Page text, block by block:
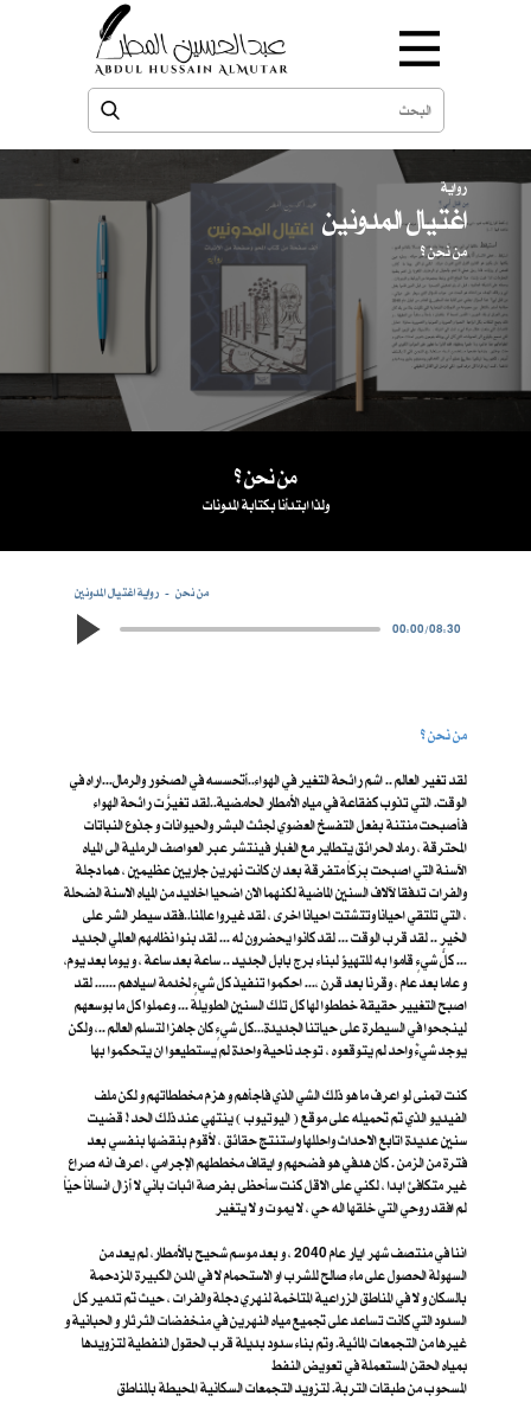
رواية
اغتيال المدونين
من نحن ؟
من نحن ؟
ولذا ابتدأنا بكتابة المدونات
رواية اغتيال المدونين
من نحن
00:00/08:30
من نحن ؟
لقد تغير العالم .. اشم رائحة التغير في الهواء..أتحسسه في الصخور والرمال...اراه في
الوقت. التي تذوب كفقاعة في مياه الأمطار الحامضية..لقد تغيرَّت رائحة الهواء
فأصبحت منتنة بفعل التفسخ العضوي لجثث البشر والحيوانات و جذوع النباتات
المحترقة ، رماد الحرائق يتطاير مع الغبار فينتشر عبر العواصف الرملية الى المياه
الآسنة التي اصبحت بِرَكاً متفرقة بعد ان كانت نهرين جاريين عظيمين ، هما دجلة
والفرات تدفقا لآلاف السنين الماضية لكنهما الان اضحيا اخاديد من المياه الاسنة الضحلة
، التي تلتقي احيانا وتتشتت احيانا اخرى ، لقد غيروا عالمنا..فقد سيطر الشر على
الخير .. لقد قرب الوقت ... لقد كانوا يحضرون له ... لقد بنوا نظامهم العالمي الجديد
... كلُّ شيءٍ قاموا به للتهيؤ لبناء برج بابل الجديد .. ساعة بعد ساعة ، و يوما بعد يوم،
و عاما بعد عام ، وقرنا بعد قرن ،... احكموا تنفيذ كل شيءٍ لخدمة اسيادهم ...... لقد
اصبح التغيير حقيقة خططوا لها كل تلك السنين الطويلة ... وعملوا كل ما بوسعهم
لينجحوا في السيطرة على حياتنا الجديدة...كل شيءٍ كان جاهزا لتسلم العالم ..، ولكن
يوجد شيءٌ واحد لم يتوقعوه ، توجد ناحية واحدة لم يستطيعوا ان يتحكموا بها
كنت اتمنى لو اعرف ما هو ذلك الشي الذي فاجأهم و هزم مخططاتهم و لكن ملف
الفيديو الذي تم تحميله على موقع ( اليوتيوب ) ينتهي عند ذلك الحد ! قضيت
سنين عديدة اتابع الاحداث واحللها واستنتج حقائق ، لأقوم بنقضها بنفسي بعد
فترة من الزمن . كان هدفي هو فضحهم و ايقاف مخططهم الإجرامي ، اعرف انه صراع
غير متكافئ ابدا ، لكني على الاقل كنت سأحظى بفرصة اثبات باني لا أزال انساناً حيّاً
لم افقد روحي التي خلقها اله حي ، لا يموت و لا يتغير
اننا في منتصف شهر ايار عام 2040 ، و بعد موسم شحيح بالأمطار، لم يعد من
السهولة الحصول على ماء صالح للشرب او الاستحمام لا في المدن الكبيرة المزدحمة
بالسكان و لا في المناطق الزراعية المتاخمة لنهري دجلة والفرات ، حيث تم تدمير كل
السدود التي كانت تساعد على تجميع مياه النهرين في منخفضات الثرثار و الحبانية و
غيرها من التجمعات المائية. وتم بناء سدود بديلة قرب الحقول النفطية لتزويدها
بمياه الحقن المستعملة في تعويض النفط
المسحوب من طبقات التربة. لتزويد التجمعات السكانية المحيطة بالمناطق